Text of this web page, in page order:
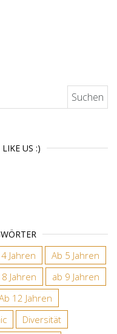
US :)
Jahren
Ab 5 Jahren
Jahren
ab 9 Jahren
12 Jahren
Diversität